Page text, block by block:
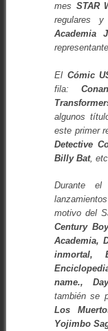
mes STAR
regulares y
Academia
El Cómic
fila:
algunos
este primer
Detective
Billy Bat, etc.
Durante el
motivo del
Century
Academia,
inmortal,
name.,
también se
Los
Yojimbo